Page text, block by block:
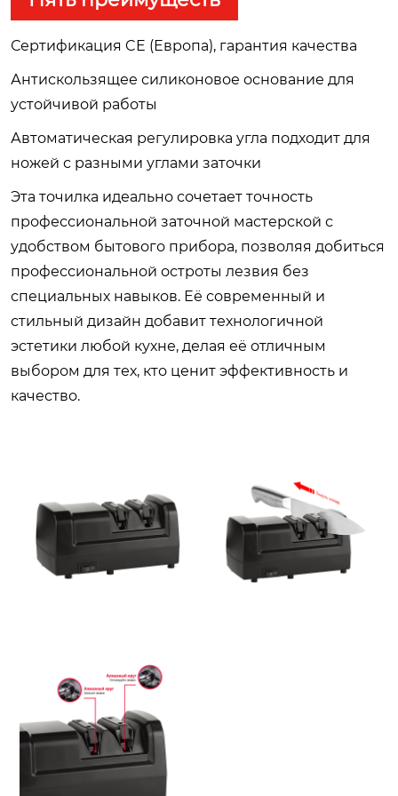
Сертификация CE (Европа), гарантия качества
Антискользящее силиконовое основание для
устойчивой работы
Автоматическая регулировка угла подходит для
ножей с разными углами заточки
Эта точилка идеально сочетает точность
профессиональной заточной мастерской с
удобством бытового прибора, позволяя добиться
профессиональной остроты лезвия без
специальных навыков. Её современный и
стильный дизайн добавит технологичной
эстетики любой кухне, делая её отличным
выбором для тех, кто ценит эффективность и
качество.